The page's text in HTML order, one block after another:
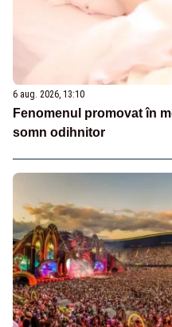
6 aug. 2026, 13:10
Fenomenul promovat în
somn odihnitor